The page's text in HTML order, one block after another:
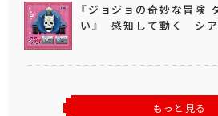
『ジョジョの奇妙な冒険
い』 感知して動く シア
もっと見る